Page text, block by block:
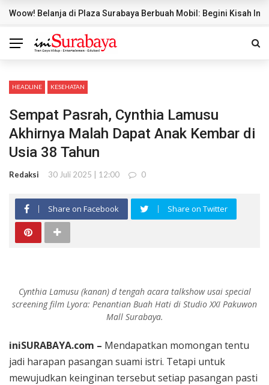
BREAKING NEWS
Woow! Belanja di Plaza Surabaya Berbuah Mobil: Begini Kisah
HEADLINE KESEHATAN
Sempat Pasrah, Cynthia Lamusu
Akhirnya Malah Dapat Anak Kembar di
Usia 38 Tahun
Redaksi 30 Juli 2025 | 12:00 0
Share on Facebook Share on Twitter
Cynthia Lamusu (kanan) d tengah acara talkshow usai special
screening film Lyora: Penantian Buah Hati di Studio XXI Pakuwon
Mall Surabaya.
iniSURABAYA.com – Mendapatkan momongan tentu
jadi harapan pasangan suami istri. Tetapi untuk
mewujudkan keinginan tersebut setiap pasangan pasti